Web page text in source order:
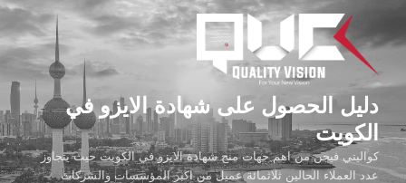
المحتوى
دليل الحصول على شهادة الايزو في
الكويت
كواليتي فيجن من اهم جهات منح شهادة الايزو في الكويت حيث يتجاوز
عدد العملاء الحالين ثلاثمائة عميل من اكبر المؤسسات والشركات